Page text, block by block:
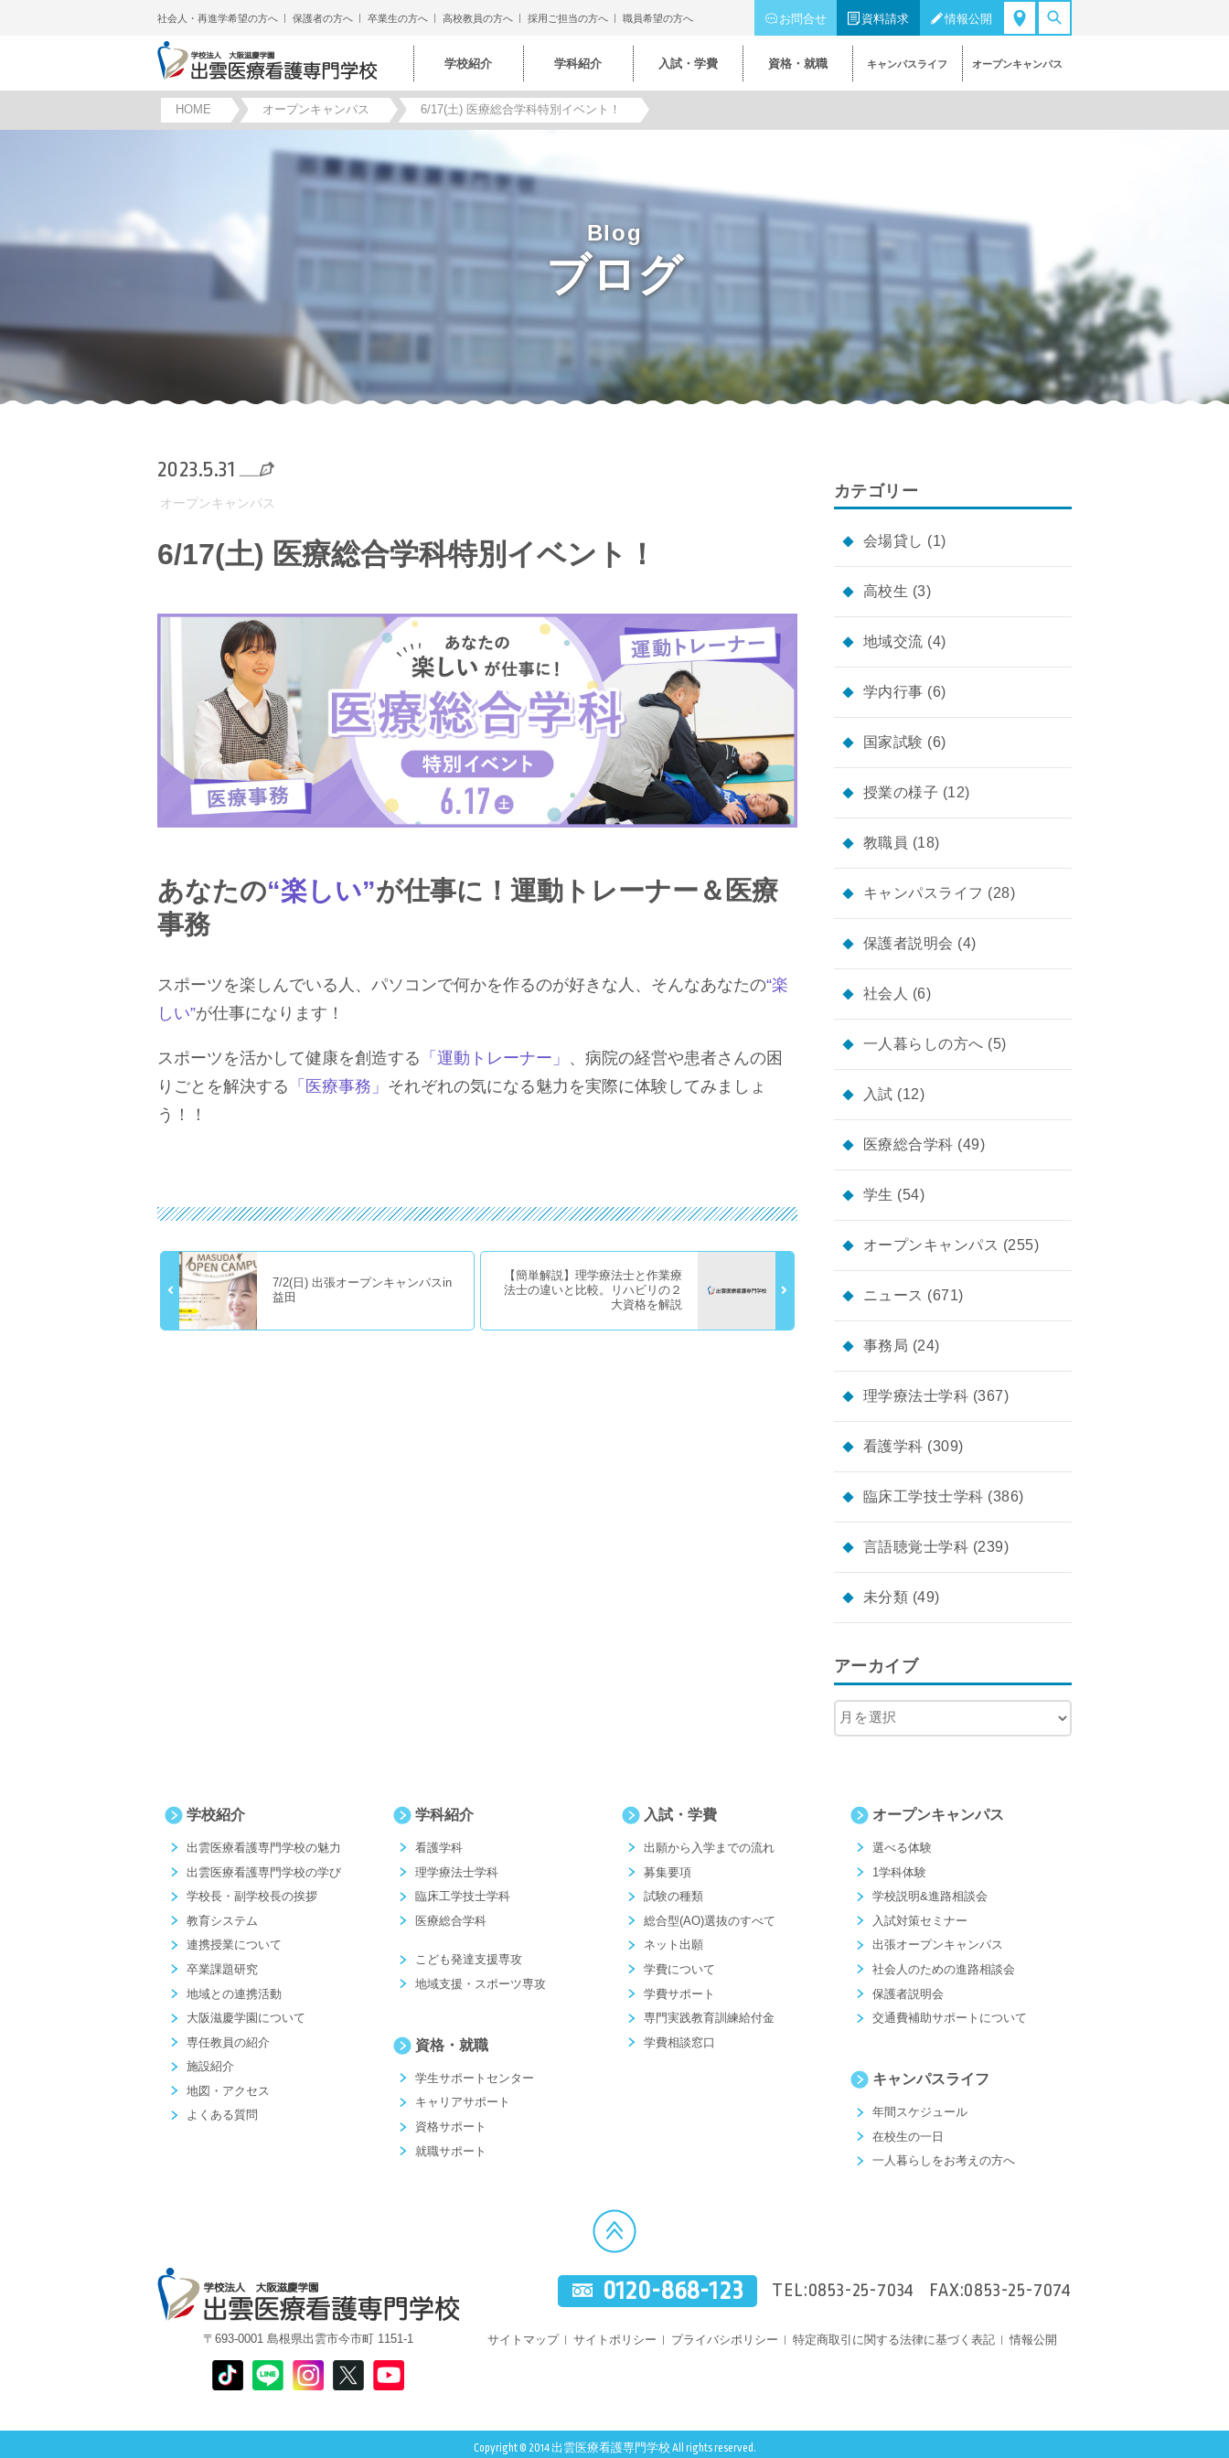
社会人・再進学希望の方へ 保護者の方へ 卒業生の方へ 高校教員の方へ 採用ご担当の方へ 職員希望の方へ お問合せ 資料請求 情報公開
学校紹介 学科紹介 入試・学費 資格・就職 キャンパスライフ オープンキャンパス
HOME オープンキャンパス 6/17(土) 医療総合学科特別イベント！
Blog
ブログ
2023.5.31
オープンキャンパス
6/17(土) 医療総合学科特別イベント！
あなたの“楽しい”が仕事に！運動トレーナー＆医療
事務
スポーツを楽しんでいる人、パソコンで何かを作るのが好きな人、そんなあなたの“楽
しい”が仕事になります！
スポーツを活かして健康を創造する 「運動トレーナー」 、病院の経営や患者さんの困
りごとを解決する 「医療事務」 それぞれの気になる魅力を実際に体験してみましょ
う！！
7/2(日) 出張オープンキャンパスin
益田
【簡単解説】理学療法士と作業療
法士の違いと比較。リハビリの２
大資格を解説
カテゴリー
会場貸し (1)
高校生 (3)
地域交流 (4)
学内行事 (6)
国家試験 (6)
授業の様子 (12)
教職員 (18)
キャンパスライフ (28)
保護者説明会 (4)
社会人 (6)
一人暮らしの方へ (5)
入試 (12)
医療総合学科 (49)
学生 (54)
オープンキャンパス (255)
ニュース (671)
事務局 (24)
理学療法士学科 (367)
看護学科 (309)
臨床工学技士学科 (386)
言語聴覚士学科 (239)
未分類 (49)
アーカイブ
学校紹介
出雲医療看護専門学校の魅力
出雲医療看護専門学校の学び
学校長・副学校長の挨拶
教育システム
連携授業について
卒業課題研究
地域との連携活動
大阪滋慶学園について
専任教員の紹介
施設紹介
地図・アクセス
よくある質問
学科紹介
看護学科
理学療法士学科
臨床工学技士学科
医療総合学科
こども発達支援専攻
地域支援・スポーツ専攻
資格・就職
学生サポートセンター
キャリアサポート
資格サポート
就職サポート
入試・学費
出願から入学までの流れ
募集要項
試験の種類
総合型(AO)選抜のすべて
ネット出願
学費について
学費サポート
専門実践教育訓練給付金
学費相談窓口
オープンキャンパス
選べる体験
1学科体験
学校説明&進路相談会
入試対策セミナー
出張オープンキャンパス
社会人のための進路相談会
保護者説明会
交通費補助サポートについて
キャンパスライフ
年間スケジュール
在校生の一日
一人暮らしをお考えの方へ
〒693-0001 島根県出雲市今市町 1151-1
0120-868-123 TEL:0853-25-7034 FAX:0853-25-7074
サイトマップ サイトポリシー プライバシポリシー 特定商取引に関する法律に基づく表記 情報公開
Copyright © 2014 出雲医療看護専門学校 All rights reserved.